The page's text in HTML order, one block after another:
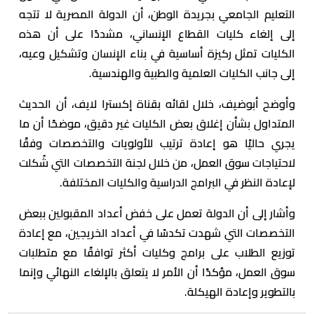
التعليم الجامعي بجريدة الوطن، أن الدولة المصرية لا تتجه
إلى إلغاء كليات القطاع الإنساني، مشددًا على أن هذه
الكليات تمثل ركيزة أساسية في بناء الإنسان وتشكيل وعيه،
إلى جانب الكليات العلمية والطبية والهندسية.
وأوضح أبوضيف، خلال لقائه بقناة إكسترا لايف، أن الحديث
المتداول بشأن إغلاق بعض الكليات غير دقيق، موضحًا أن ما
يجري حاليًا هو إعادة ترتيب للأولويات والتخصصات وفقًا
لاحتياجات سوق العمل، من خلال لجنة التخصصات التي شُكلت
لإعادة النظر في البرامج الدراسية والكليات المختلفة.
وأشار إلى أن الدولة تعمل على خفض أعداد المقبولين ببعض
التخصصات التي شهدت تكدسًا في أعداد الخريجين، مع إعادة
توزيع الطلاب على برامج وكليات أكثر توافقًا مع متطلبات
سوق العمل، مؤكدًا أن الأمر لا يتعلق بالإلغاء النهائي وإنما
بالتطوير وإعادة الهيكلة.